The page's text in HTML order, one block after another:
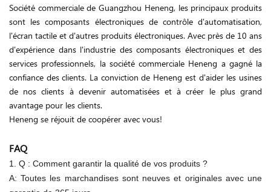
Société commerciale de Guangzhou Heneng, les principaux produits
sont les composants électroniques de contrôle d'automatisation,
l'écran tactile et d'autres produits électroniques. Avec près de 10 ans
d'expérience dans l'industrie des composants électroniques et des
services professionnels, la société commerciale Heneng a gagné la
confiance des clients. La conviction de Heneng est d'aider les usines
de nos clients à devenir automatisées et à créer le plus grand
avantage pour les clients.
Heneng se réjouit de coopérer avec vous!
FAQ
1. Q : Comment garantir la qualité de vos produits ?
A: Toutes les marchandises sont neuves et originales avec une